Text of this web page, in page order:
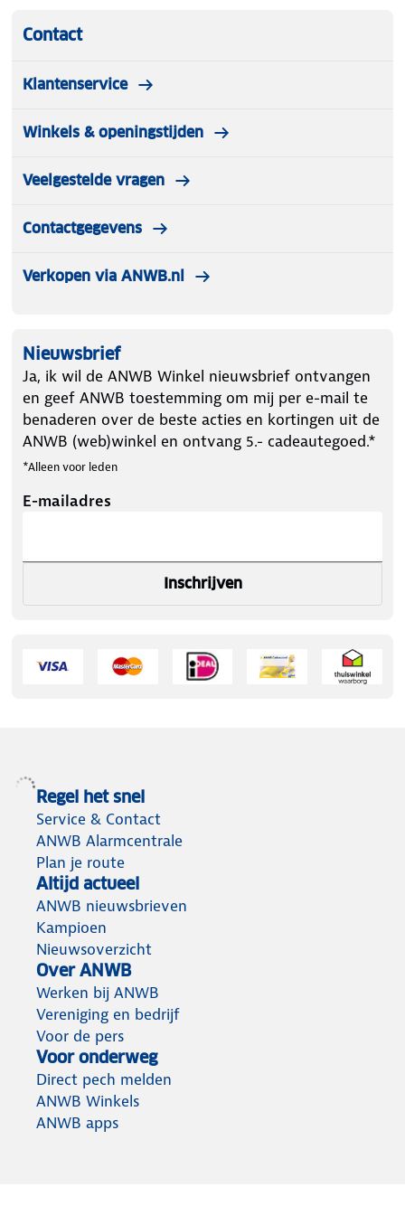
Contact
Klantenservice
Winkels & openingstijden
Veelgestelde vragen
Contactgegevens
Verkopen via ANWB.nl
Nieuwsbrief
Ja, ik wil de ANWB Winkel nieuwsbrief ontvangen
en geef ANWB toestemming om mij per e-mail te
benaderen over de beste acties en kortingen uit de
ANWB (web)winkel en ontvang 5.- cadeautegoed.*
*Alleen voor leden
E-mailadres
Inschrijven
Regel het snel
Service & Contact
ANWB Alarmcentrale
Plan je route
Altijd actueel
ANWB nieuwsbrieven
Kampioen
Nieuwsoverzicht
Over ANWB
Werken bij ANWB
Vereniging en bedrijf
Voor de pers
Voor onderweg
Direct pech melden
ANWB Winkels
ANWB apps